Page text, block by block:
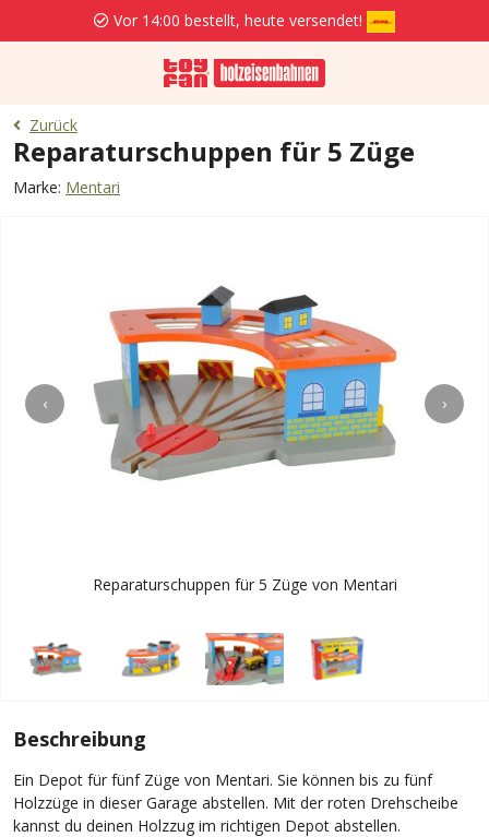
Vor 14:00 bestellt, heute versendet!
Zurück
Reparaturschuppen für 5 Züge
Marke: Mentari
‹ ›
Reparaturschuppen für 5 Züge von Mentari
Beschreibung
Ein Depot für fünf Züge von Mentari. Sie können bis zu fünf
Holzzüge in dieser Garage abstellen. Mit der roten Drehscheibe
kannst du deinen Holzzug im richtigen Depot abstellen.